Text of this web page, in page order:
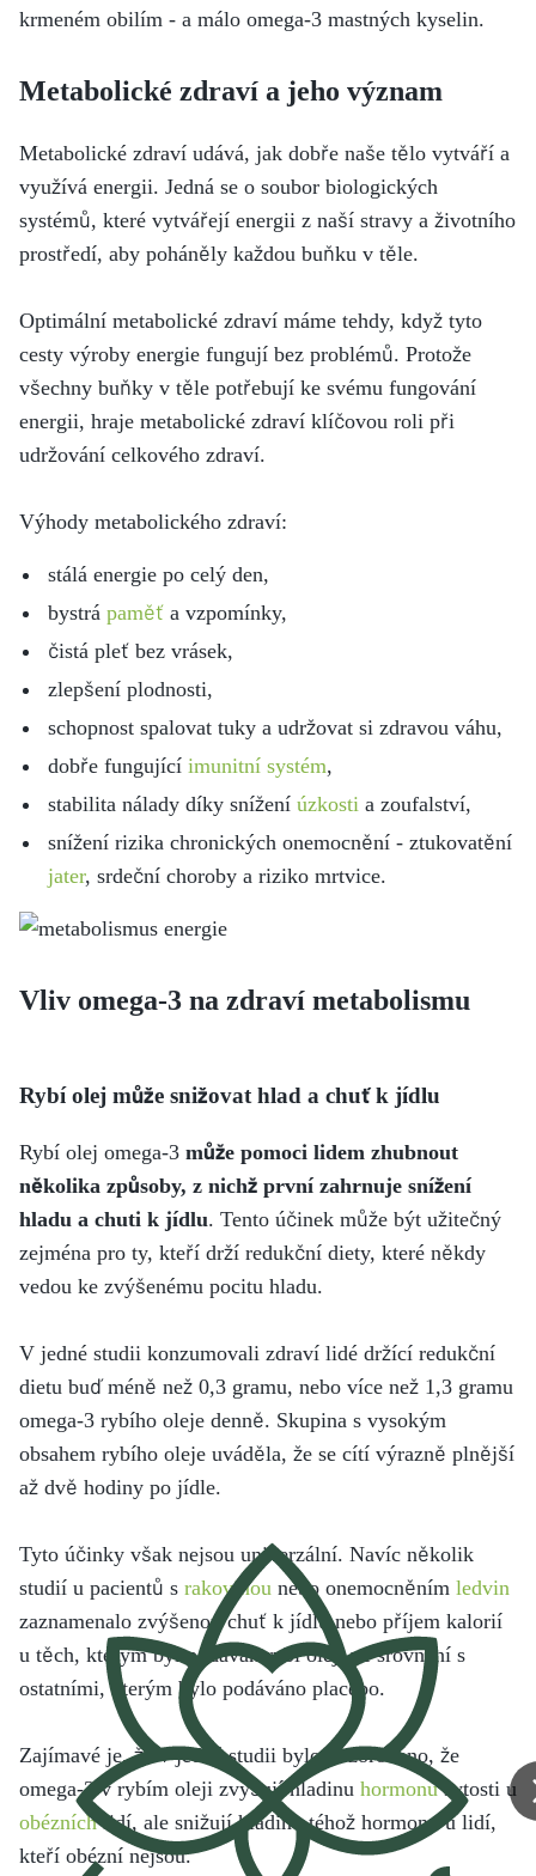
krmeném obilím - a málo omega-3 mastných kyselin.
Metabolické zdraví a jeho význam
Metabolické zdraví udává, jak dobře naše tělo vytváří a
využívá energii. Jedná se o soubor biologických
systémů, které vytvářejí energii z naší stravy a životního
prostředí, aby poháněly každou buňku v těle.
Optimální metabolické zdraví máme tehdy, když tyto
cesty výroby energie fungují bez problémů. Protože
všechny buňky v těle potřebují ke svému fungování
energii, hraje metabolické zdraví klíčovou roli při
udržování celkového zdraví.
Výhody metabolického zdraví:
stálá energie po celý den,
bystrá paměť a vzpomínky,
čistá pleť bez vrásek,
zlepšení plodnosti,
schopnost spalovat tuky a udržovat si zdravou váhu,
dobře fungující imunitní systém,
stabilita nálady díky snížení úzkosti a zoufalství,
snížení rizika chronických onemocnění - ztukovatění
jater, srdeční choroby a riziko mrtvice.
Vliv omega-3 na zdraví metabolismu
Rybí olej může snižovat hlad a chuť k jídlu
Rybí olej omega-3 může pomoci lidem zhubnout
několika způsoby, z nichž první zahrnuje snížení
hladu a chuti k jídlu. Tento účinek může být užitečný
zejména pro ty, kteří drží redukční diety, které někdy
vedou ke zvýšenému pocitu hladu.
V jedné studii konzumovali zdraví lidé držící redukční
dietu buď méně než 0,3 gramu, nebo více než 1,3 gramu
omega-3 rybího oleje denně. Skupina s vysokým
obsahem rybího oleje uváděla, že se cítí výrazně plnější
až dvě hodiny po jídle.
Tyto účinky však nejsou univerzální. Navíc několik
studií u pacientů s rakovinou nebo onemocněním ledvin
zaznamenalo zvýšenou chuť k jídlu nebo příjem kalorií
u těch, kterým byl podáván rybí olej, ve srovnání s
ostatními, kterým bylo podáváno placebo.
Zajímavé je, že v jedné studii bylo pozorováno, že
omega-3 v rybím oleji zvyšují hladinu hormonusytosti u
obézníchlidí, ale snižují hladinu téhož hormonu u lidí,
kteří obézní nejsou.